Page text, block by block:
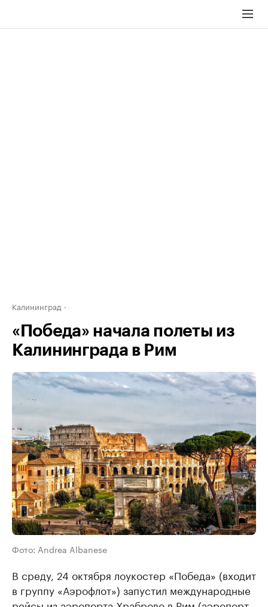
Калининград
«Победа» начала полеты из
Калининграда в Рим
Фото: Andrea Albanese
В среду, 24 октября лоукостер «Победа» (входит
в группу «Аэрофлот») запустил международные